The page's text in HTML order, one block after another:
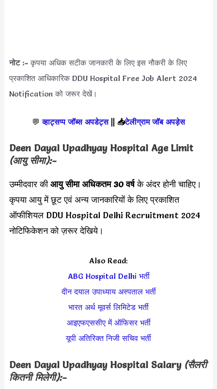
नोट :-कृपया अधिक सटीक जानकारी के लिए इस नौकरी के लिए
प्रकाशित आधिकारिक DDU Hospital Free Job Alert 2024
Notification को जरूर देखें।
💬 व्हाट्सप्प जॉब्स अपडेट्स|| 📥टेलीग्राम जॉब अपड़ेस
Deen Dayal Upadhyay Hospital Age Limit
(आयु सीमा):-
उम्मीदवार कीआयु सीमा अधिकतम 30 वर्षके अंदर होनी चाहिए।
कृपया आयु में छूट एवं अन्य जानकारियों के लिए प्रकाशित
ऑफीशियल DDU Hospital Delhi Recruitment 2024
नोटिफिकेशन को ज़रूर देखिये।
Also Read:
ABG Hospital Delhi भर्ती
दीन दयाल उपाध्याय अस्पताल भर्ती
भारत अर्थ मूवर्स लिमिटेड भर्ती
आइएफएससीए में ऑफिसर भर्ती
यूपी अतिरिक्त निजी सचिव भर्ती
Deen Dayal Upadhyay Hospital Salary (सैलरी
कितनी मिलेगी):-